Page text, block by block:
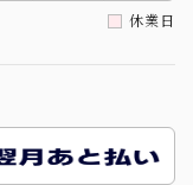
休業日